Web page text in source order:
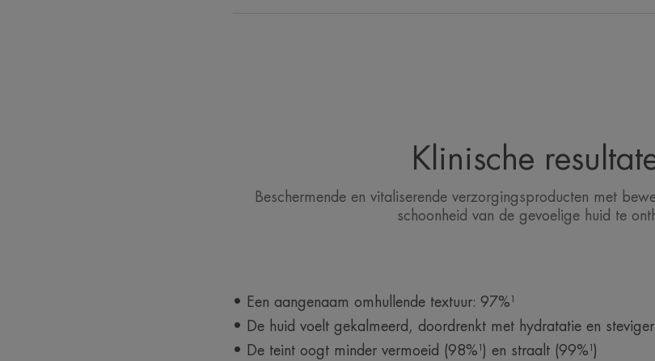
Klinische
Beschermende en vitaliserende verzorgingsproducten met
schoonheid van de gevoelige huid te
• Een aangenaam omhullende textuur: 97%¹
• De huid voelt gekalmeerd, doordrenkt met hydratatie en
• De teint oogt minder vermoeid (98%¹) en straalt (99%¹)